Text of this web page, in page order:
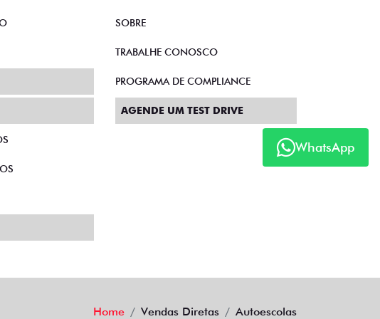
WhatsApp
SOBRE
TRABALHE CONOSCO
PROGRAMA DE COMPLIANCE
AGENDE UM TEST DRIVE
Home Vendas Diretas Autoescolas